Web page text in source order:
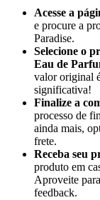
Acesse a
e procure a
Paradise.
Selecione o
Eau de
valor original
significativa!
Finalize a
processo de
ainda mais,
frete.
Receba seu
produto em
Aproveite
feedback.